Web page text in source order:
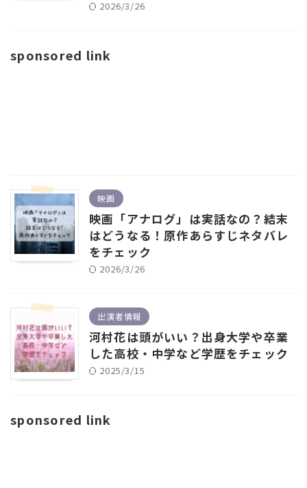
2026/3/26
sponsored link
映画
映画「アナログ」は実話なの？結末
はどうなる！原作あらすじネタバレ
をチェック
2026/3/26
出演者情報
河村花は頭がいい？出身大学や卒業
した高校・中学など学歴をチェック
2025/3/15
sponsored link